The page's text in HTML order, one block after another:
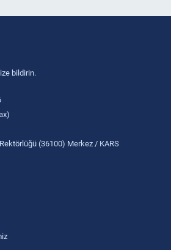
bildirin.
(36100) Merkez / KARS